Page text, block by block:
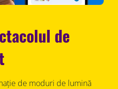
de
de moduri de lumină